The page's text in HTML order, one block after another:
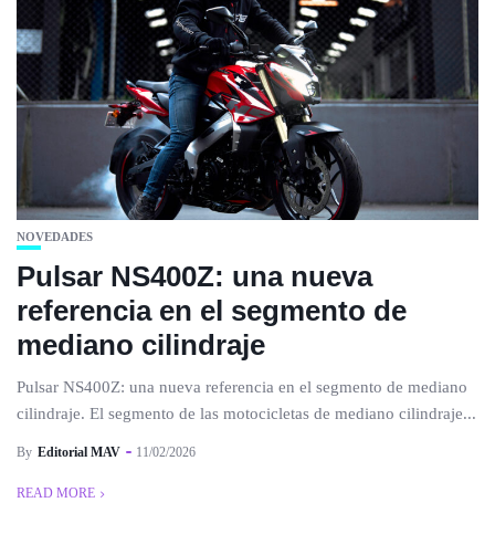
NOVEDADES
Pulsar NS400Z: una nueva
referencia en el segmento de
mediano cilindraje
Pulsar NS400Z: una nueva referencia en el segmento de mediano
cilindraje. El segmento de las motocicletas de mediano cilindraje...
By Editorial MAV 11/02/2026
READ MORE